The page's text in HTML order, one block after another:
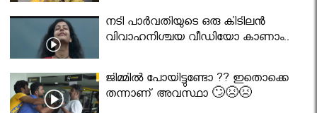
നടി പാർവതിയുടെ ഒരു കിടിലൻ
വിവാഹനിശ്ചയ വീഡിയോ കാണാം..
ജിമ്മിൽ പോയിട്ടുണ്ടോ ?? ഇതൊക്കെ
തന്നാണ് അവസ്ഥാ 🙄😣😣